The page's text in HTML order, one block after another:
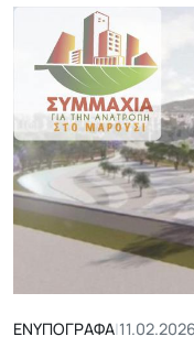
ΕΝΥΠΟΓΡΑΦΑ|